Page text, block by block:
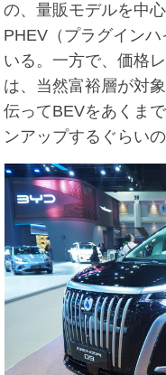
の、量販モデルを中
PHEV（プラグイン
いる。一方で、価格
は、当然富裕層が対
伝ってBEVをあくま
ンアップするぐらいの